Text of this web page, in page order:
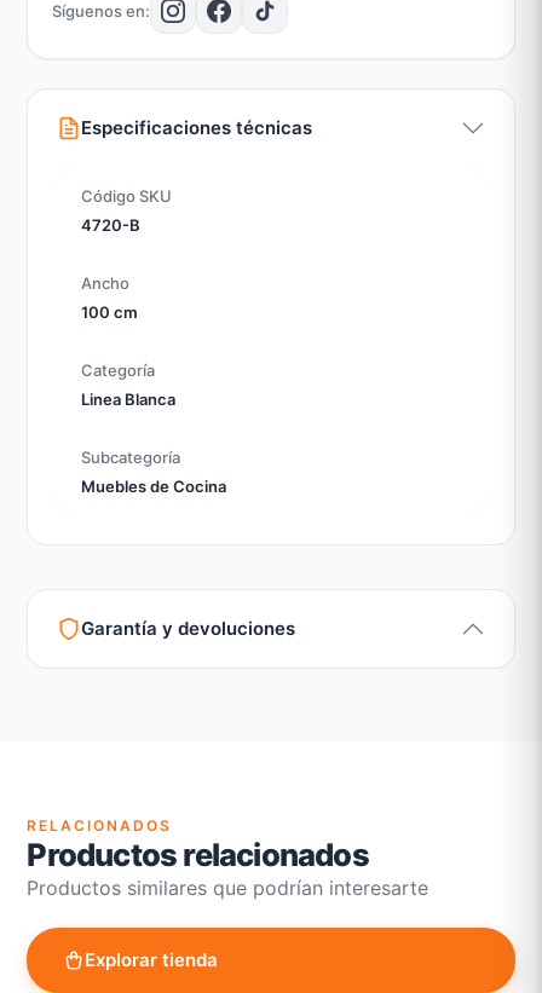
Especificaciones técnicas
Código SKU
4720-B
Ancho
100 cm
Categoría
Linea Blanca
Subcategoría
Muebles de Cocina
Garantía y devoluciones
Síguenos en:
RELACIONADOS
Productos relacionados
Productos similares que podrían interesarte
Explorar tienda